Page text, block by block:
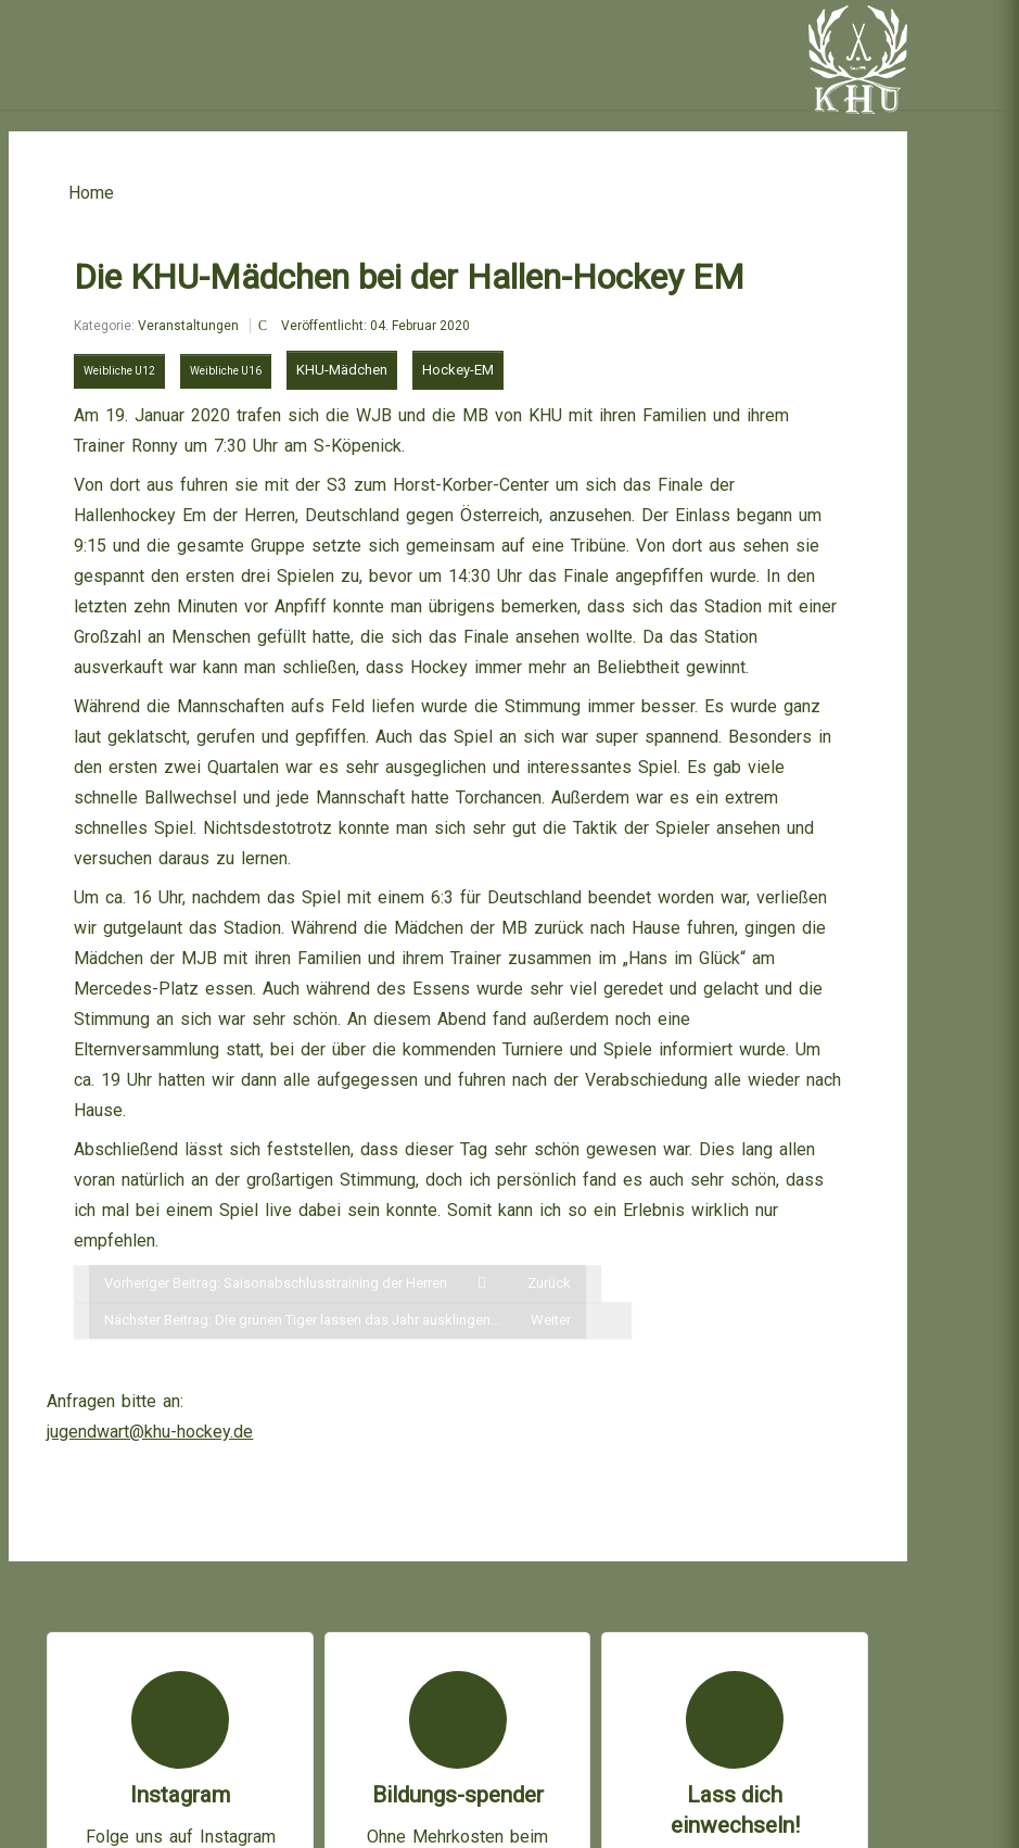
Home
Die KHU-Mädchen bei der Hallen-Hockey EM
Kategorie:Veranstaltungen Veröffentlicht: 04. Februar 2020
Weibliche U12 Weibliche U16 KHU-Mädchen Hockey-EM
Am 19. Januar 2020 trafen sich die WJB und die MB von KHU mit ihren Familien und ihrem
Trainer Ronny um 7:30 Uhr am S-Köpenick.
Von dort aus fuhren sie mit der S3 zum Horst-Korber-Center um sich das Finale der
Hallenhockey Em der Herren, Deutschland gegen Österreich, anzusehen. Der Einlass begann um
9:15 und die gesamte Gruppe setzte sich gemeinsam auf eine Tribüne. Von dort aus sehen sie
gespannt den ersten drei Spielen zu, bevor um 14:30 Uhr das Finale angepfiffen wurde. In den
letzten zehn Minuten vor Anpfiff konnte man übrigens bemerken, dass sich das Stadion mit einer
Großzahl an Menschen gefüllt hatte, die sich das Finale ansehen wollte. Da das Station
ausverkauft war kann man schließen, dass Hockey immer mehr an Beliebtheit gewinnt.
Während die Mannschaften aufs Feld liefen wurde die Stimmung immer besser. Es wurde ganz
laut geklatscht, gerufen und gepfiffen. Auch das Spiel an sich war super spannend. Besonders in
den ersten zwei Quartalen war es sehr ausgeglichen und interessantes Spiel. Es gab viele
schnelle Ballwechsel und jede Mannschaft hatte Torchancen. Außerdem war es ein extrem
schnelles Spiel. Nichtsdestotrotz konnte man sich sehr gut die Taktik der Spieler ansehen und
versuchen daraus zu lernen.
Um ca. 16 Uhr, nachdem das Spiel mit einem 6:3 für Deutschland beendet worden war, verließen
wir gutgelaunt das Stadion. Während die Mädchen der MB zurück nach Hause fuhren, gingen die
Mädchen der MJB mit ihren Familien und ihrem Trainer zusammen im „Hans im Glück“ am
Mercedes-Platz essen. Auch während des Essens wurde sehr viel geredet und gelacht und die
Stimmung an sich war sehr schön. An diesem Abend fand außerdem noch eine
Elternversammlung statt, bei der über die kommenden Turniere und Spiele informiert wurde. Um
ca. 19 Uhr hatten wir dann alle aufgegessen und fuhren nach der Verabschiedung alle wieder nach
Hause.
Abschließend lässt sich feststellen, dass dieser Tag sehr schön gewesen war. Dies lang allen
voran natürlich an der großartigen Stimmung, doch ich persönlich fand es auch sehr schön, dass
ich mal bei einem Spiel live dabei sein konnte. Somit kann ich so ein Erlebnis wirklich nur
empfehlen.
Vorheriger Beitrag: Saisonabschlusstraining der Herren Zurück
Nächster Beitrag: Die grünen Tiger lassen das Jahr ausklingen... Weiter
Anfragen bitte an:
jugendwart@khu-hockey.de
Instagram
Folge uns auf Instagram
Bildungs-spender
Ohne Mehrkosten beim
Lass dich
einwechseln!